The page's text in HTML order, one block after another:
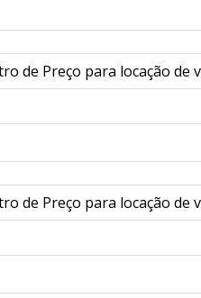
de Preço para locação de
de Preço para locação de